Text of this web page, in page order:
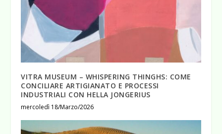
VITRA MUSEUM – WHISPERING THINGHS: COME
CONCILIARE ARTIGIANATO E PROCESSI
INDUSTRIALI CON HELLA JONGERIUS
mercoledì 18/Marzo/2026